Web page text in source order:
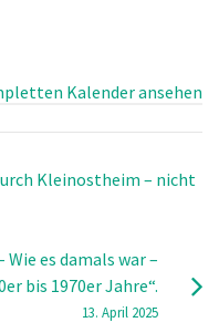
Kalender ansehen
Kleinostheim – nicht
es damals war –
bis 1970er Jahre“.
13. April 2025